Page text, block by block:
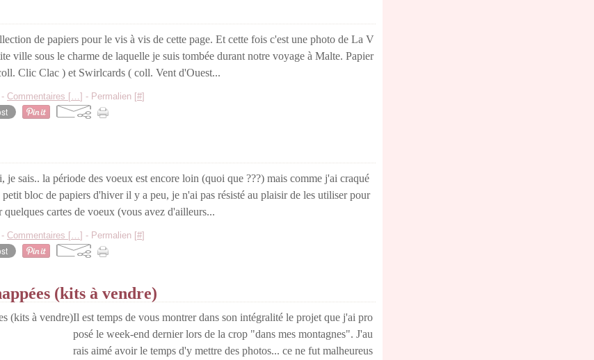
de papiers pour le vis à vis de cette page. Et cette fois c'est une photo de La V
ville sous le charme de laquelle je suis tombée durant notre voyage à Malte. Papier
Clic Clac ) et Swirlcards ( coll. Vent d'Ouest...
Commentaires […] - Permalien [#]
je sais.. la période des voeux est encore loin (quoi que ???) mais comme j'ai craqué
bloc de papiers d'hiver il y a peu, je n'ai pas résisté au plaisir de les utiliser pour
quelques cartes de voeux (vous avez d'ailleurs...
Commentaires […] - Permalien [#]
(kits à vendre)
Il est temps de vous montrer dans son intégralité le projet que j'ai pro
posé le week-end dernier lors de la crop "dans mes montagnes". J'au
rais aimé avoir le temps d'y mettre des photos... ce ne fut malheureus